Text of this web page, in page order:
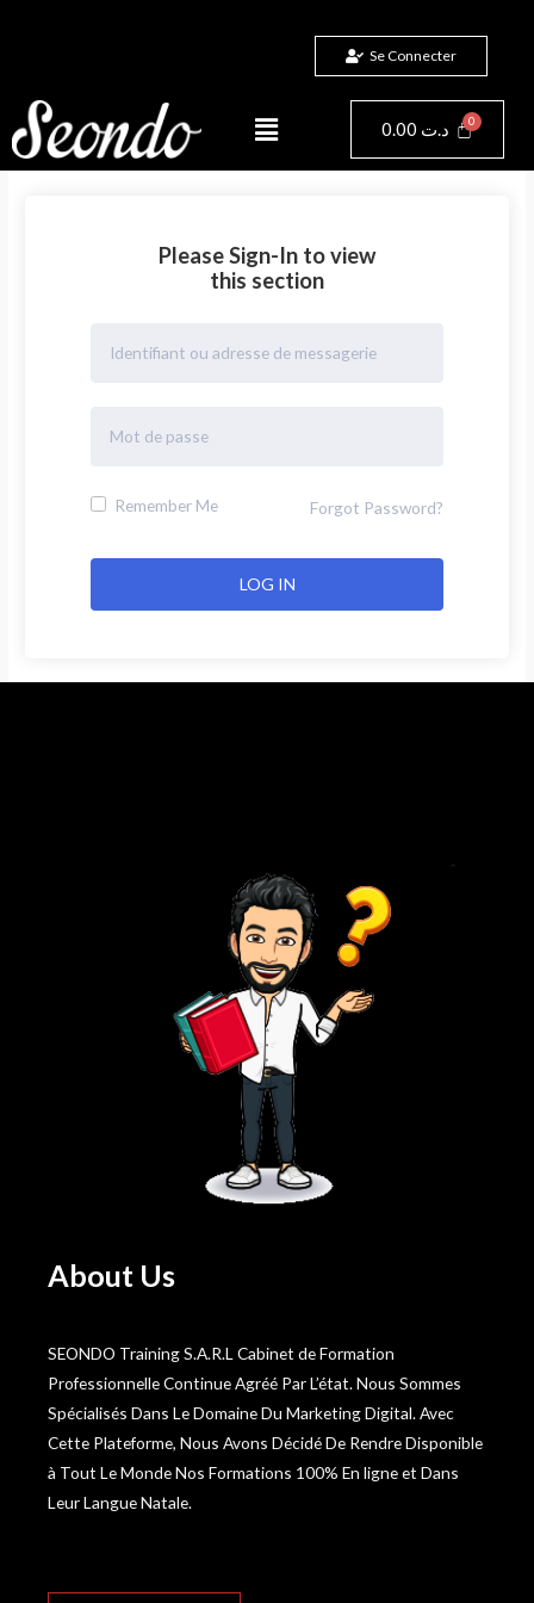
Se Connecter
Menu 0.00 د.ت Panier
Please Sign-In to view
this section
Remember Me Forgot Password?
About Us
SEONDO Training S.A.R.L Cabinet de Formation
Professionnelle Continue Agréé Par L’état. Nous Sommes
Spécialisés Dans Le Domaine Du Marketing Digital. Avec
Cette Plateforme, Nous Avons Décidé De Rendre Disponible
à Tout Le Monde Nos Formations 100% En ligne et Dans
Leur Langue Natale.